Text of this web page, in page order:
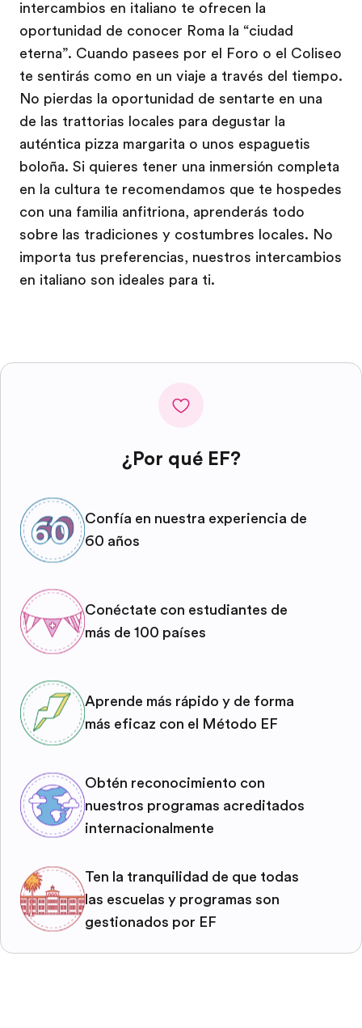
intercambios en italiano te ofrecen la
oportunidad de conocer Roma la “ciudad
eterna”. Cuando pasees por el Foro o el Coliseo
te sentirás como en un viaje a través del tiempo.
No pierdas la oportunidad de sentarte en una
de las trattorias locales para degustar la
auténtica pizza margarita o unos espaguetis
boloña. Si quieres tener una inmersión completa
en la cultura te recomendamos que te hospedes
con una familia anfitriona, aprenderás todo
sobre las tradiciones y costumbres locales. No
importa tus preferencias, nuestros intercambios
en italiano son ideales para ti.
¿Por qué EF?
Confía en nuestra experiencia de
60 años
Conéctate con estudiantes de
más de 100 países
Aprende más rápido y de forma
más eficaz con el Método EF
Obtén reconocimiento con
nuestros programas acreditados
internacionalmente
Ten la tranquilidad de que todas
las escuelas y programas son
gestionados por EF